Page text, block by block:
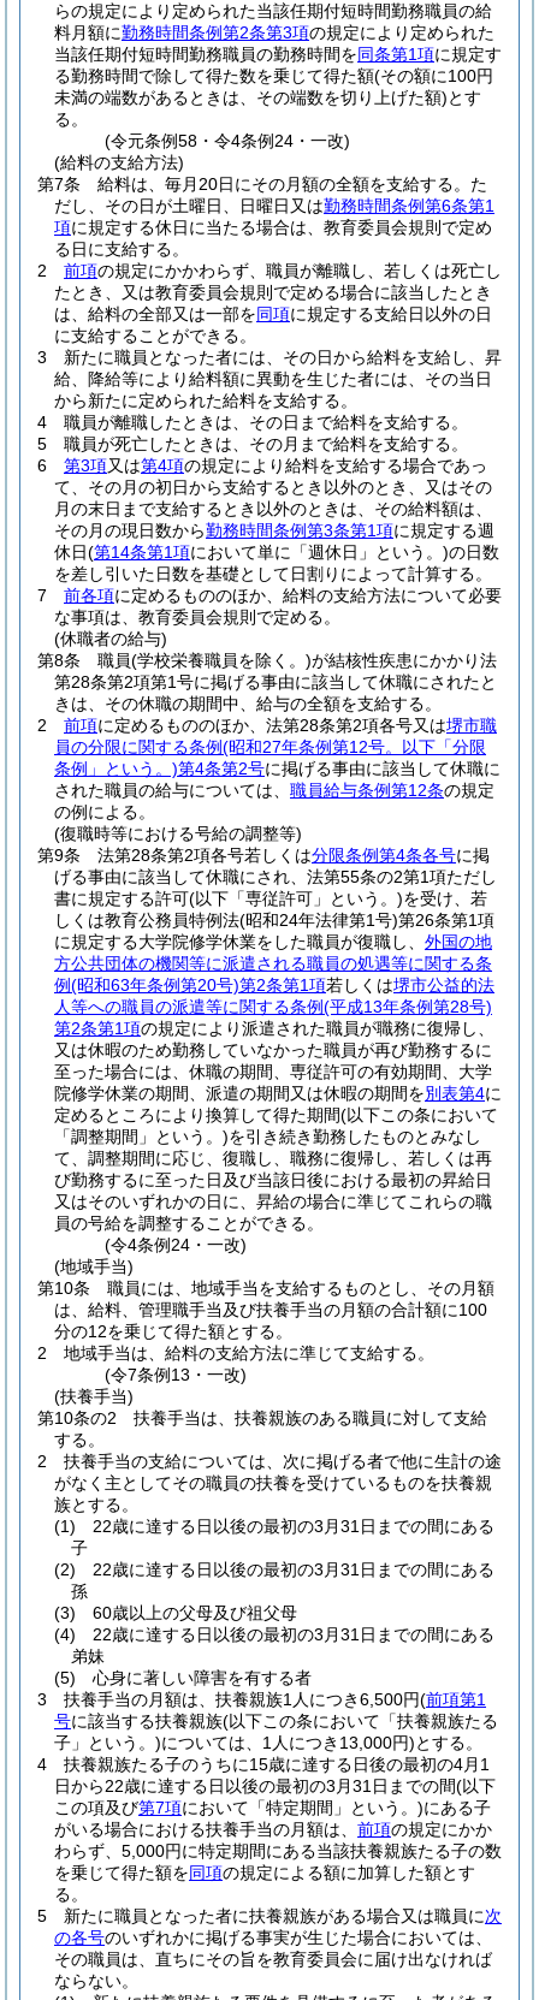
らの規定により定められた当該任期付短時間勤務職員の給
料月額に勤務時間条例第2条第3項の規定により定められた
当該任期付短時間勤務職員の勤務時間を同条第1項に規定す
る勤務時間で除して得た数を乗じて得た額(その額に100円
未満の端数があるときは、その端数を切り上げた額)とす
る。
(令元条例58・令4条例24・一改)
(給料の支給方法)
第7条
給料は、毎月20日にその月額の全額を支給する。 た
だし、その日が土曜日、日曜日又は勤務時間条例第6条第1
項に規定する休日に当たる場合は、教育委員会規則で定め
る日に支給する。
2
前項の規定にかかわらず、職員が離職し、若しくは死亡し
たとき、又は教育委員会規則で定める場合に該当したとき
は、給料の全部又は一部を同項に規定する支給日以外の日
に支給することができる。
3
新たに職員となった者には、その日から給料を支給し、昇
給、降給等により給料額に異動を生じた者には、その当日
から新たに定められた給料を支給する。
4
職員が離職したときは、その日まで給料を支給する。
5
職員が死亡したときは、その月まで給料を支給する。
6
第3項又は第4項の規定により給料を支給する場合であっ
て、その月の初日から支給するとき以外のとき、又はその
月の末日まで支給するとき以外のときは、その給料額は、
その月の現日数から勤務時間条例第3条第1項に規定する週
休日(第14条第1項において単に「週休日」という。)の日数
を差し引いた日数を基礎として日割りによって計算する。
7
前各項に定めるもののほか、給料の支給方法について必要
な事項は、教育委員会規則で定める。
(休職者の給与)
第8条
職員(学校栄養職員を除く。)が結核性疾患にかかり法
第28条第2項第1号に掲げる事由に該当して休職にされたと
きは、その休職の期間中、給与の全額を支給する。
2
前項に定めるもののほか、法第28条第2項各号又は堺市職
員の分限に関する条例(昭和27年条例第12号。以下「分限
条例」という。)第4条第2号に掲げる事由に該当して休職に
された職員の給与については、 職員給与条例第12条の規定
の例による。
(復職時等における号給の調整等)
第9条
法第28条第2項各号若しくは分限条例第4条各号に掲
げる事由に該当して休職にされ、法第55条の2第1項ただし
書に規定する許可(以下「専従許可」という。)を受け、若
しくは教育公務員特例法(昭和24年法律第1号)第26条第1項
に規定する大学院修学休業をした職員が復職し、 外国の地
方公共団体の機関等に派遣される職員の処遇等に関する条
例(昭和63年条例第20号)第2条第1項若しくは堺市公益的法
人等への職員の派遣等に関する条例(平成13年条例第28号)
第2条第1項の規定により派遣された職員が職務に復帰し、
又は休暇のため勤務していなかった職員が再び勤務するに
至った場合には、休職の期間、専従許可の有効期間、大学
院修学休業の期間、派遣の期間又は休暇の期間を別表第4に
定めるところにより換算して得た期間(以下この条において
「調整期間」という。)を引き続き勤務したものとみなし
て、調整期間に応じ、復職し、職務に復帰し、若しくは再
び勤務するに至った日及び当該日後における最初の昇給日
又はそのいずれかの日に、昇給の場合に準じてこれらの職
員の号給を調整することができる。
(令4条例24・一改)
(地域手当)
第10条
職員には、地域手当を支給するものとし、その月額
は、給料、管理職手当及び扶養手当の月額の合計額に100
分の12を乗じて得た額とする。
2
地域手当は、給料の支給方法に準じて支給する。
(令7条例13・一改)
(扶養手当)
第10条の2
扶養手当は、扶養親族のある職員に対して支給
する。
2
扶養手当の支給については、次に掲げる者で他に生計の途
がなく主としてその職員の扶養を受けているものを扶養親
族とする。
(1)
22歳に達する日以後の最初の3月31日までの間にある
子
(2)
22歳に達する日以後の最初の3月31日までの間にある
孫
(3)
60歳以上の父母及び祖父母
(4)
22歳に達する日以後の最初の3月31日までの間にある
弟妹
(5)
心身に著しい障害を有する者
3
扶養手当の月額は、扶養親族1人につき6,500円(前項第1
号に該当する扶養親族(以下この条において「扶養親族たる
子」という。)については、1人につき13,000円)とする。
4
扶養親族たる子のうちに15歳に達する日後の最初の4月1
日から22歳に達する日以後の最初の3月31日までの間(以下
この項及び第7項において「特定期間」という。)にある子
がいる場合における扶養手当の月額は、 前項の規定にかか
わらず、5,000円に特定期間にある当該扶養親族たる子の数
を乗じて得た額を同項の規定による額に加算した額とす
る。
5
新たに職員となった者に扶養親族がある場合又は職員に次
の各号のいずれかに掲げる事実が生じた場合においては、
その職員は、直ちにその旨を教育委員会に届け出なければ
ならない。